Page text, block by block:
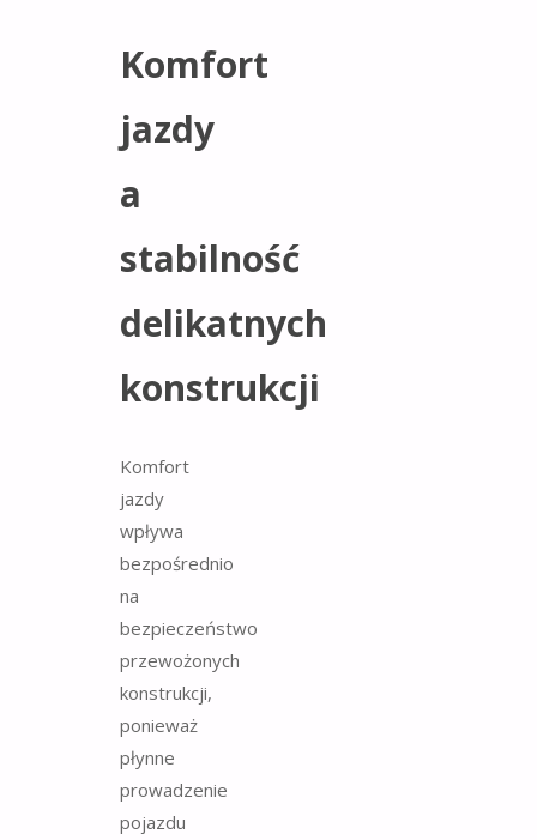
Komfort
jazdy
a
stabilność
delikatnych
konstrukcji
Komfort
jazdy
wpływa
bezpośrednio
na
bezpieczeństwo
przewożonych
konstrukcji,
ponieważ
płynne
prowadzenie
pojazdu